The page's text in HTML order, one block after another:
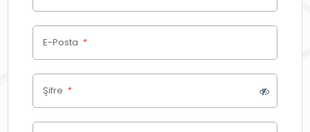
E-Posta *
Şifre *